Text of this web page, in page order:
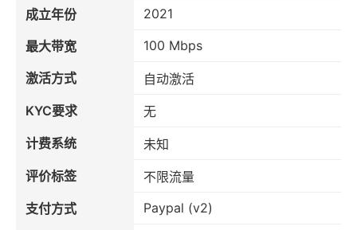
成立年份 2021
最大带宽 100 Mbps
激活方式
自动激活
KYC要求
无
计费系统
未知
评价标签
不限流量
支付方式
Paypal (v2)